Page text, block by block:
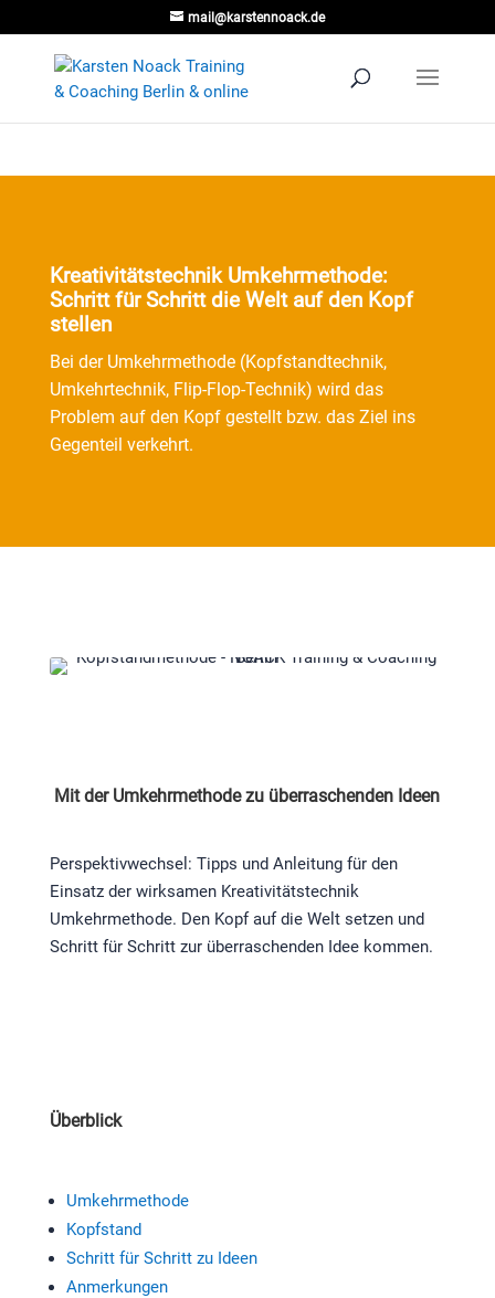
mail@karstennoack.de
Kreativitätstechnik Umkehrmethode:
Schritt für Schritt die Welt auf den Kopf
stellen
Bei der Umkehrmethode (Kopfstandtechnik,
Umkehrtechnik, Flip-Flop-Technik) wird das
Problem auf den Kopf gestellt bzw. das Ziel ins
Gegenteil verkehrt.
Mit der Umkehrmethode zu überraschenden Ideen
Perspektivwechsel: Tipps und Anleitung für den
Einsatz der wirksamen Kreativitätstechnik
Umkehrmethode. Den Kopf auf die Welt setzen und
Schritt für Schritt zur überraschenden Idee kommen.
Überblick
Umkehrmethode
Kopfstand
Schritt für Schritt zu Ideen
Anmerkungen